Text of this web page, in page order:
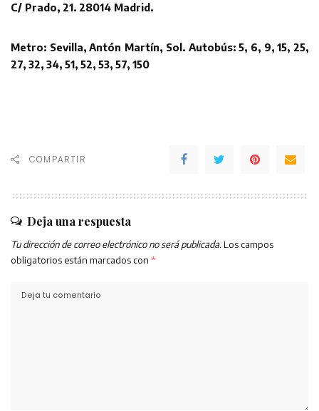
C/ Prado, 21. 28014 Madrid.
Metro: Sevilla, Antón Martín, Sol. Autobús: 5, 6, 9, 15, 25,
27, 32, 34, 51, 52, 53, 57, 150
COMPARTIR
Deja una respuesta
Tu dirección de correo electrónico no será publicada. Los campos
obligatorios están marcados con *